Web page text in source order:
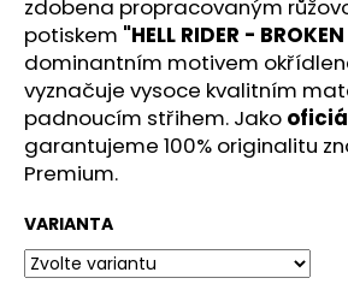
zdobena propracovaným
potiskem "HELL RIDER -
dominantním motivem
vyznačuje vysoce kvalitním
padnoucím střihem. Jako
garantujeme 100% originalitu
Premium.
VARIANTA
D
o
p
o
r
u
č
u
j
e